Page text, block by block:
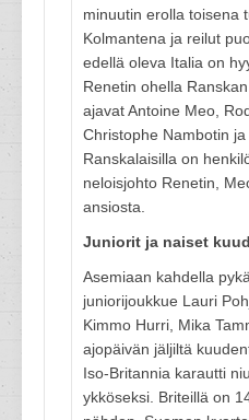
minuutin erolla toisena
Kolmantena ja reilut
edellä oleva Italia on
Renetin ohella
ajavat Antoine Meo,
Christophe Nambotin ja
Ranskalaisilla on
neloisjohto Renetin,
ansiosta.
Juniorit ja naiset
Asemiaan kahdella
juniorijoukkue Lauri
Kimmo Hurri, Mika
ajopäivän jäljiltä
Iso-Britannia karautti
ykköseksi. Briteillä on